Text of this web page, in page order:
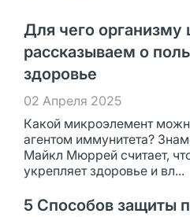
Для чего организму
рассказываем о
здоровье
02 Апреля 2025
Какой микроэлемент
агентом иммунитета?
Майкл Мюррей считает,
укрепляет здоровье и вл...
5 Способов защиты